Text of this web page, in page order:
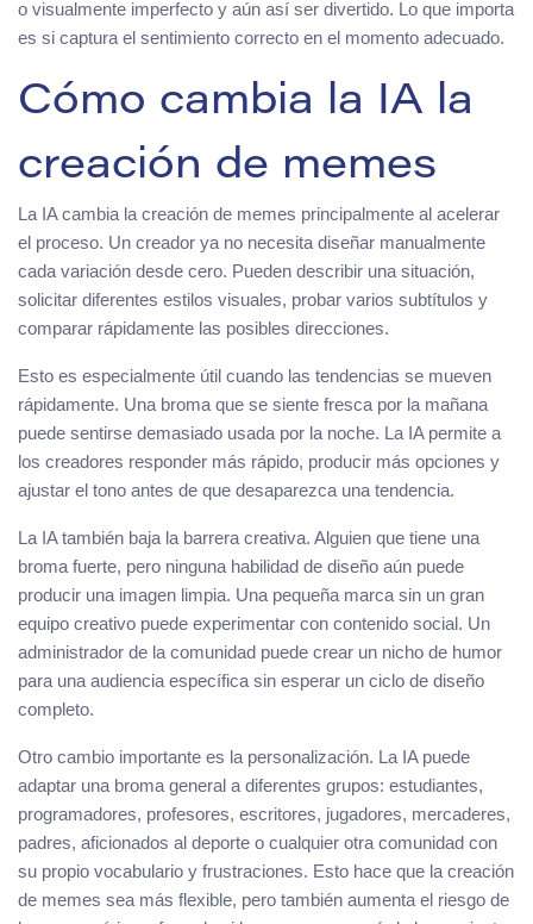
o visualmente imperfecto y aún así ser divertido. Lo que importa
es si captura el sentimiento correcto en el momento adecuado.
Cómo cambia la IA la
creación de memes
La IA cambia la creación de memes principalmente al acelerar
el proceso. Un creador ya no necesita diseñar manualmente
cada variación desde cero. Pueden describir una situación,
solicitar diferentes estilos visuales, probar varios subtítulos y
comparar rápidamente las posibles direcciones.
Esto es especialmente útil cuando las tendencias se mueven
rápidamente. Una broma que se siente fresca por la mañana
puede sentirse demasiado usada por la noche. La IA permite a
los creadores responder más rápido, producir más opciones y
ajustar el tono antes de que desaparezca una tendencia.
La IA también baja la barrera creativa. Alguien que tiene una
broma fuerte, pero ninguna habilidad de diseño aún puede
producir una imagen limpia. Una pequeña marca sin un gran
equipo creativo puede experimentar con contenido social. Un
administrador de la comunidad puede crear un nicho de humor
para una audiencia específica sin esperar un ciclo de diseño
completo.
Otro cambio importante es la personalización. La IA puede
adaptar una broma general a diferentes grupos: estudiantes,
programadores, profesores, escritores, jugadores, mercaderes,
padres, aficionados al deporte o cualquier otra comunidad con
su propio vocabulario y frustraciones. Esto hace que la creación
de memes sea más flexible, pero también aumenta el riesgo de